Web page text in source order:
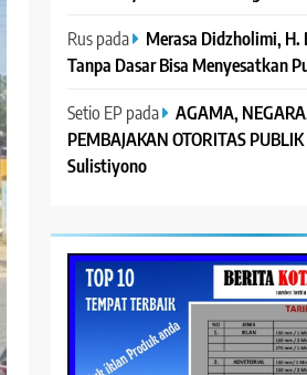
Ruspada
Merasa Didzholimi, H.
Tanpa Dasar Bisa Menyesatkan
Setio EP pada AGAMA,
PEMBAJAKAN OTORITAS
Sulistiyono